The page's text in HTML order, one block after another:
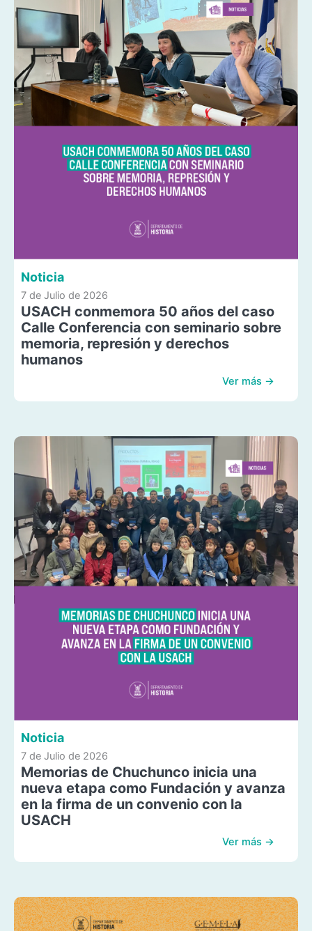
Noticia
7 de Julio de 2026
USACH conmemora 50 años del caso
Calle Conferencia con seminario sobre
memoria, represión y derechos
humanos
Ver más →
Noticia
7 de Julio de 2026
Memorias de Chuchunco inicia una
nueva etapa como Fundación y avanza
en la firma de un convenio con la
USACH
Ver más →